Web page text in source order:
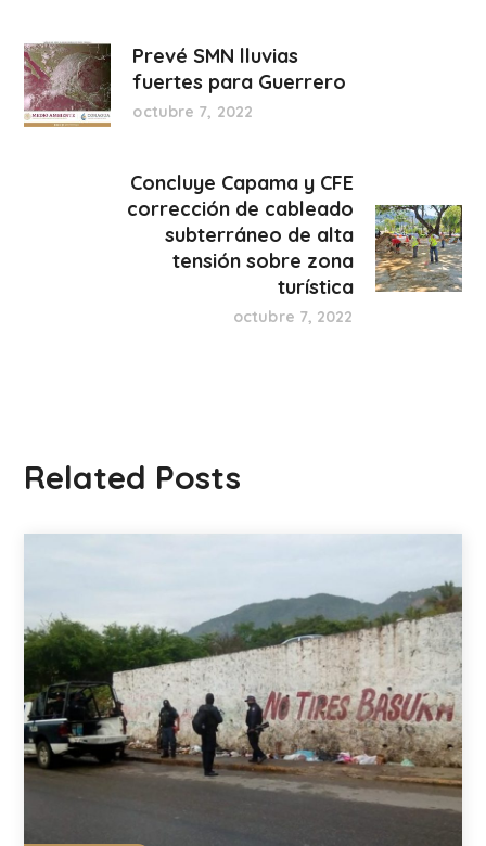
Prevé SMN lluvias
fuertes para Guerrero
octubre 7, 2022
Concluye Capama y CFE
corrección de cableado
subterráneo de alta
tensión sobre zona
turística
octubre 7, 2022
Related Posts